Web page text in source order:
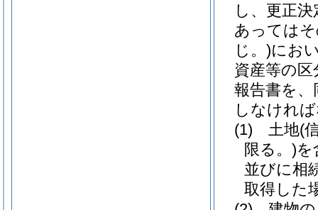
し、更正
あっては
じ。)にお
資産等の
報告書を
しなけれ
(1)
土地(
限る。)を
並びに相
取得した